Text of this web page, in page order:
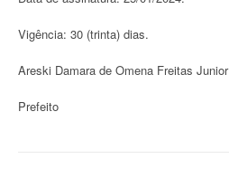
Vigência: 30 (trinta) dias.
Areski Damara de Omena Freitas Junior
Prefeito